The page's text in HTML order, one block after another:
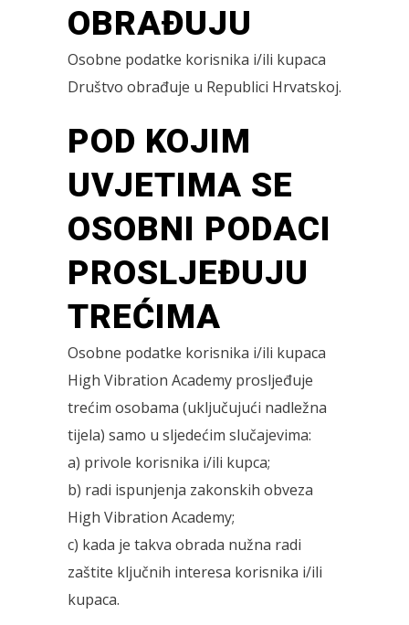
OBRAĐUJU
Osobne podatke korisnika i/ili kupaca
Društvo obrađuje u Republici Hrvatskoj.
POD KOJIM
UVJETIMA SE
OSOBNI PODACI
PROSLJEĐUJU
TREĆIMA
Osobne podatke korisnika i/ili kupaca
High Vibration Academy prosljeđuje
trećim osobama (uključujući nadležna
tijela) samo u sljedećim slučajevima:
a) privole korisnika i/ili kupca;
b) radi ispunjenja zakonskih obveza
High Vibration Academy;
c) kada je takva obrada nužna radi
zaštite ključnih interesa korisnika i/ili
kupaca.